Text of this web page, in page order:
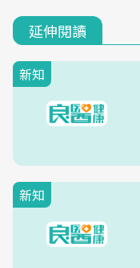
延伸閱讀
新知
新知